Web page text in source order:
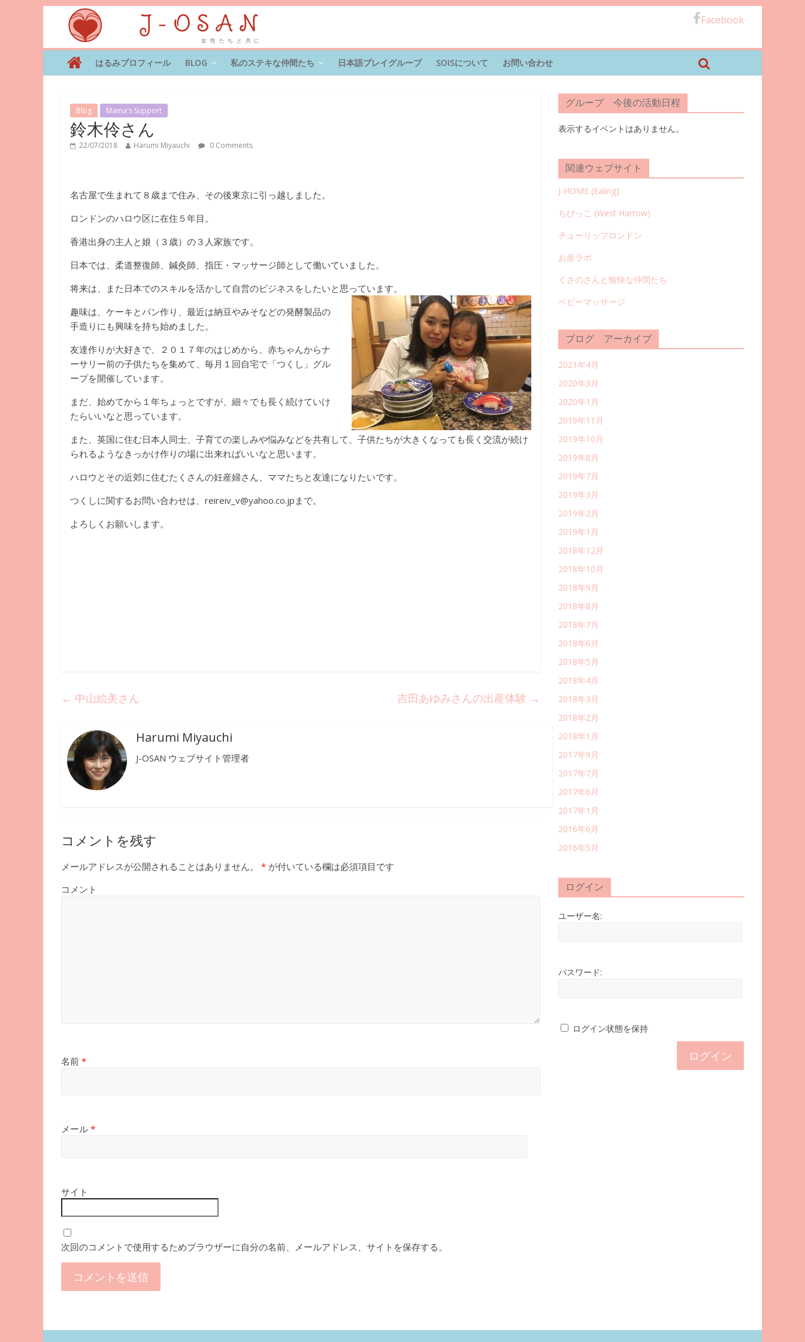
Facebook
はるみプロフィール BLOG 私のステキな仲間たち 日本語プレイグループ SOISについて お問い合わせ
Blog Mama's Support
鈴木伶さん
22/07/2018 Harumi Miyauchi 0 Comments
名古屋で生まれて８歳まで住み、その後東京に引っ越しました。
ロンドンのハロウ区に在住５年目。
香港出身の主人と娘（３歳）の３人家族です。
日本では、柔道整復師、鍼灸師、指圧・マッサージ師として働いていました。
将来は、また日本でのスキルを活かして自営のビジネスをしたいと思っています。
趣味は、ケーキとパン作り、最近は納豆やみそなどの発酵製品の
手造りにも興味を持ち始めました。
友達作りが大好きで、２０１７年のはじめから、赤ちゃんからナ
ーサリー前の子供たちを集めて、毎月１回自宅で「つくし」グル
ープを開催しています。
まだ、始めてから１年ちょっとですが、細々でも長く続けていけ
たらいいなと思っています。
また、英国に住む日本人同士、子育ての楽しみや悩みなどを共有して、子供たちが大きくなっても長く交流が続け
られるようなきっかけ作りの場に出来ればいいなと思います。
ハロウとその近郊に住むたくさんの妊産婦さん、ママたちと友達になりたいです。
つくしに関するお問い合わせは、reireiv_v@yahoo.co.jpまで。
よろしくお願いします。
← 中山絵美さん 吉田あゆみさんの出産体験 →
Harumi Miyauchi
J-OSAN ウェブサイト管理者
コメントを残す
メールアドレスが公開されることはありません。 * が付いている欄は必須項目です
コメント
名前 *
メール *
サイト
次回のコメントで使用するためブラウザーに自分の名前、メールアドレス、サイトを保存する。
グループ 今後の活動日程
表示するイベントはありません。
関連ウェブサイト
J-HOME (Ealing)
ちびっこ (West Harrow)
チューリップロンドン
お産ラボ
くさのさんと愉快な仲間たち
ベビーマッサージ
ブログ アーカイブ
2021年4月
2020年3月
2020年1月
2019年11月
2019年10月
2019年8月
2019年7月
2019年3月
2019年2月
2019年1月
2018年12月
2018年10月
2018年9月
2018年8月
2018年7月
2018年6月
2018年5月
2018年4月
2018年3月
2018年2月
2018年1月
2017年9月
2017年7月
2017年6月
2017年1月
2016年6月
2016年5月
ログイン
ユーザー名:
パスワード:
ログイン状態を保持
ログイン